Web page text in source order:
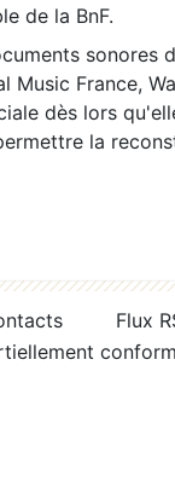
de la BnF.
sonores
Music France,
dès lors
la
Flux